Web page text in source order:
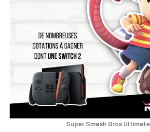
Super Smash Bros Ultimate